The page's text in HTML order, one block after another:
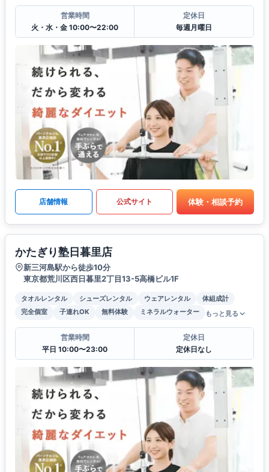
営業時間
火・水・金 10:00〜22:00
定休日
毎週月曜日
店舗情報 公式サイト 体験・相談予約
かたぎり塾日暮里店
新三河島駅から徒歩10分
東京都荒川区西日暮里2丁目13-5高橋ビル1F
タオルレンタル シューズレンタル ウェアレンタル
体組成計
完全個室
子連れOK 無料体験 ミネラルウォーター もっと見る
営業時間
平日 10:00〜23:00
定休日
定休日なし